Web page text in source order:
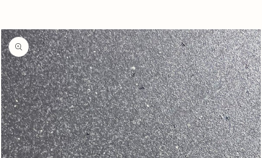
SKIP TO PRODUCT
INFORMATION